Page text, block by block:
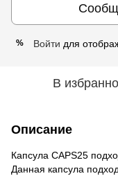
% Войти для
В
Описание
Капсула CAPS25
Данная капсула